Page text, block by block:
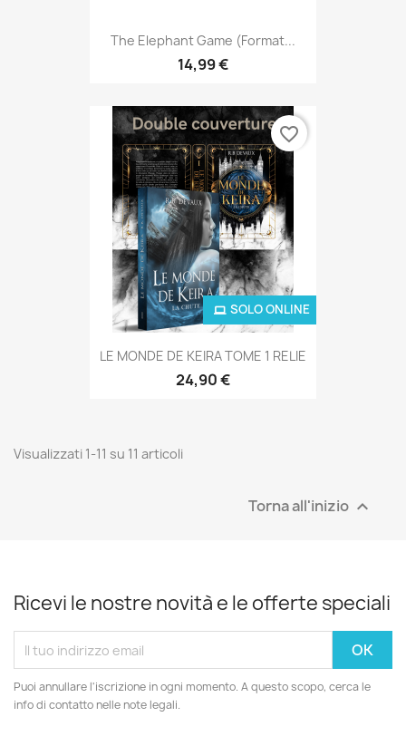
The Elephant Game (format...
14,99 €
LE MONDE DE KEIRA TOME 1 RELIE
24,90 €
SOLO ONLINE
favorite_border
Visualizzati 1-11 su 11 articoli
Torna all'inizio 
Ricevi le nostre novità e le offerte speciali
Puoi annullare l'iscrizione in ogni momento. A questo scopo, cerca le
info di contatto nelle note legali.